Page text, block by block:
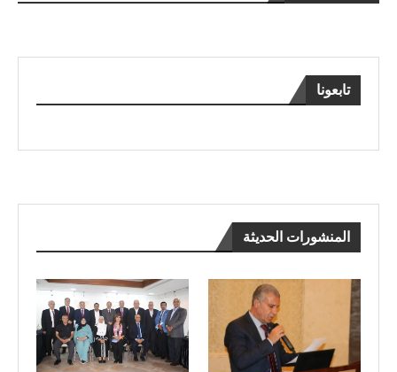
تابعونا
المنشورات الحديثة